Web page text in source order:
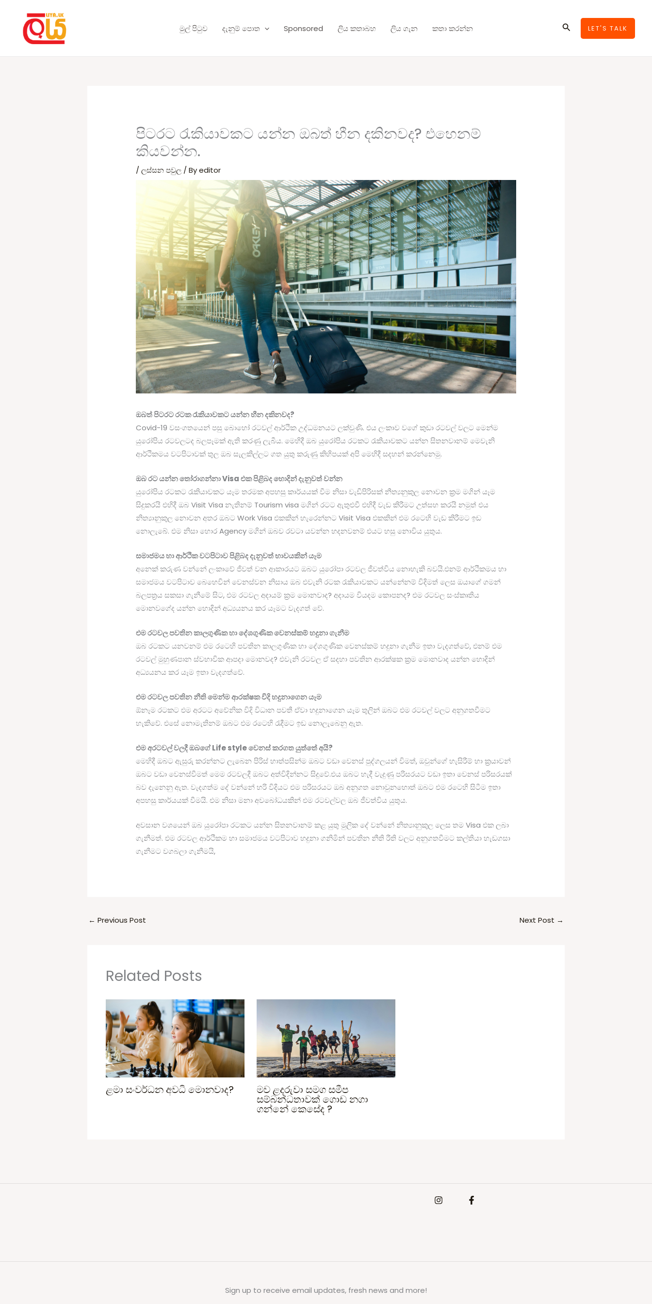
content
මුල් පිටුව දැනුම් පොත Sponsored ලිය කතාබහ ලිය ගැන කතා කරන්න SearchLET'S TALK
පිටරට රැකියාවකට යන්න ඔබත් හීන දකිනවද? එහෙනම්
කියවන්න.
/ලස්සන පවුල / Byeditor
ඔබත් පිටරට රටක රැකියාවකට යන්න හීන දකිනවද?
Covid-19 වසංගතයෙන් පසු බොහෝ රටවල් ආර්ථික උද්ධමනයට ලක්වුණි. එය ලංකාව වගේ කුඩා රටවල් වලට මෙන්ම
යුරෝපිය රටවලටද බලපෑමක් ඇති කරණු ලැබීය. මෙහිදී ඔබ යුරෝපිය රටකට රැකියාවකට යන්න සිතනවානම් මෙවැනි
ආර්ථිකමය වටපිටාවක් තුල ඔබ සැලකිල්ලට ගත යුතු කරුණු කිහිපයක් අපි මෙහිදී සදහන් කරන්නෙමු.
ඔබ රට යන්න තෝරාගන්නා Visa එක පිළිබද හොදින් දැනුවත් වන්න
යුරෝපිය රටකට රැකියාවකට යෑම තරමක අපහසු කාර්යයක් වීම නිසා වැඩිපිරිසක් නීත්‍යනුකුල නොවන ක්‍රම මගින් යෑම
සිදුකරයි එහිදී ඔබ Visit Visa නැතිනම් Tourism visa මගින් රටට ඇතුළුවී එහිදී වැඩ කිරීමට උත්සහ කරයි නමුත් එය
නිත්‍යානුකුල නොවන අතර ඔබට Work Visa එකකින් හැරෙන්නට Visit Visa එකකින් එම රටෙහි වැඩ කිරීම‍ට ඉඩ
නොලැබේ. එම නිසා හොර Agency මගින් ඔබව රවටා යවන්න හදනවනම් එයට හසු නොවිය යුතුය.
සමාජමය හා ආර්ථික වටපිටාව පිළිබද දැනුවත් භාවයකින් යෑම
අනෙක් කරුණ වන්නේ ලංකාවේ ජිවත් වන ආකාරයට ඔබට යුරෝපා රටවල ජීවත්විය නොහැකි බවයි.එනම් ආර්ථිකමය හා
සමාජමය වටපිටාව බෙහෙවින් වෙනස්වන නිසාය ඔබ එවැනි රටක රැකියාවකට යන්නේනම් විදිමත් ලෙස ඔයාගේ ගමන්
බලපත්‍රය සකසා ගැනීමේ සිට, එම රටවල අදායම් ක්‍රම මොනවාද? අදායම වියදම කොපනද? එම රටවල සංස්කෘතිය
මොනවගේද යන්න හොදින් අධ්‍යයනය කර යෑමට වැදගත් වේ.
එම රටවල පවතින කාලගුණික හා දේශගුණික වෙනස්කම් හදුනා ගැනීම
ඔබ රටකට යනවනම් එම රටෙහි පවතින කාලගුණික හා දේශගුණික වෙනස්කම් හදුනා ගැනීම ඉතා වැදගත්වේ, එනම් එම
රටවල් මුහුණපාන ස්වභාවික ආපදා මොනවද? එවැනි රටවල ඒ සදහා පවතින ආරක්ෂක ක්‍රම මොනවාද යන්න හොදින්
අධ්‍යයනය කර යෑම ඉතා වැදගත්වේ.
එම රටවල පවතින නීති මෙන්ම ආරක්ෂක විදි හදුනාගෙන යෑම
ඕනෑම රටකට එම අරටට අවේනික විදි විධාන පවතී ඒවා හදුනාගෙන යෑම තුලින් ඔබට එම රටවල් වලට අනුගතවීමට
හැකිවේ. එසේ නොමැතිනම් ඔබට එම රටෙහි රැදීමට ඉඩ නොලැබෙනු ඇත.
එම අරටවල් වලදී ඔබගේ Life style වෙනස් කරගත යුත්තේ අයි?
මෙහිදී ඔබට ඇසුරු කරන්නට ලැබෙන පිරිස් හාත්පසින්ම ඔබට වඩා වෙනස් පුද්ගලයන් විමත්, ඔවුන්ගේ හැසිරීම් හා ක්‍රයාවන්
ඔබට වඩා වෙනස්වීමත් මෙම රටවලදී ඔබට අත්විදින්නට සිදුවේ.එය ඔබට හැදී වැදුණු පරිසරයට වඩා ඉතා වෙනස් පරිසරයක්
බව දැනෙනු ඇත. වැදගත්ම දේ වන්නේ හරි විදියට එම පරිසරයට ඔබ අනුගත නොවුනහොත් ඔබට එම රටෙහි සිටීම ඉතා
අපහසු කාර්යයක් වීමයි. එම නිසා මනා අවබෝධයකින් එම රටවල්වල ඔබ ජීවත්විය යුතුය.
අවසාන වශයෙන් ඔබ යුරෝපා රටකට යන්න සිතනවානම් කළ යුතු මුලික දේ වන්නේ නිත්‍යානුකුල ලෙස තම Visa එක ලබා
ගැනීමත්. එම රටවල ආර්ථිකම හා සමාජමය වටපිටාව හදුනා ගනිමින් පවතින නීති රීති වලට අනුගතවීමට කල්තියා හැඩගසා
ගැනීමට වගබලා ගැනීමයි,
← Previous Post Next Post →
Related Posts
ළමා සංවර්ධන අවධි මොනවාද? මව ළදරුවා සමග සමීප
සම්බන්ධතාවක් ගොඩ නගා
ගන්නේ කෙසේද ?
Sign up to receive email updates, fresh news and more!